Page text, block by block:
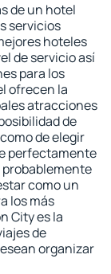
de un hotel
servicios
hoteles
de servicio así
para los
ofrecen la
atracciones
de
de elegir
perfectamente
probablemente
como un
los más
City es la
de
organizar